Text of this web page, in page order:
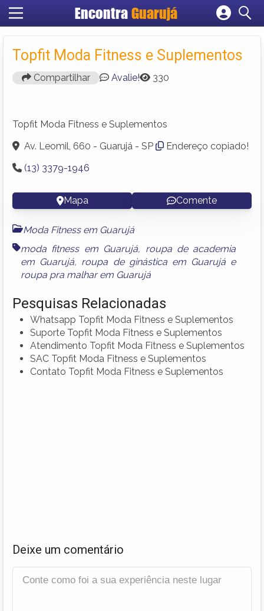
Encontra Guarujá
Cadastrar empresa
Criar conta
Topfit Moda Fitness e Suplementos
Compartilhar Avalie! 330
Topfit Moda Fitness e Suplementos
Av. Leomil, 660 - Guarujá - SP
Endereço copiado!
(13) 3379-1946
Mapa Comente
Moda Fitness em Guarujá
moda fitness em Guarujá, roupa de academia
em Guarujá, roupa de ginástica em Guarujá e
roupa pra malhar em Guarujá
Pesquisas Relacionadas
Whatsapp Topfit Moda Fitness e Suplementos
Suporte Topfit Moda Fitness e Suplementos
Atendimento Topfit Moda Fitness e Suplementos
SAC Topfit Moda Fitness e Suplementos
Contato Topfit Moda Fitness e Suplementos
Deixe um comentário